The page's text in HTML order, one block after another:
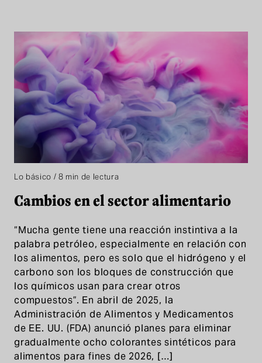
Lo básico / 8 min de lectura
Cambios en el sector alimentario
“Mucha gente tiene una reacción instintiva a la
palabra petróleo, especialmente en relación con
los alimentos, pero es solo que el hidrógeno y el
carbono son los bloques de construcción que
los químicos usan para crear otros
compuestos”. En abril de 2025, la
Administración de Alimentos y Medicamentos
de EE. UU. (FDA) anunció planes para eliminar
gradualmente ocho colorantes sintéticos para
alimentos para fines de 2026, […]